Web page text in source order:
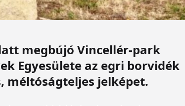
megbújó Vincellér-park
Egyesülete az egri borvidék
méltóságteljes jelképet.